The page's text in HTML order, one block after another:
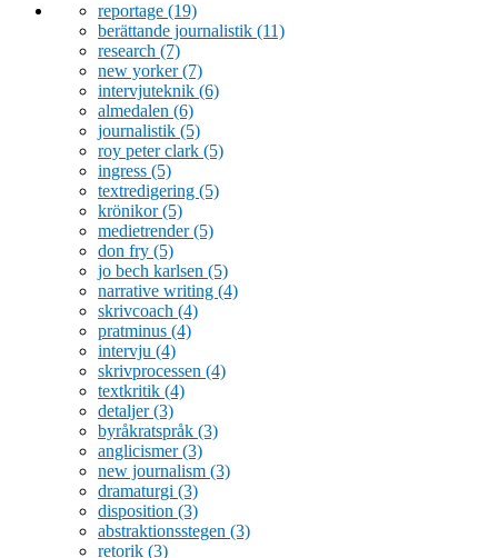
reportage (19)
berättande journalistik (11)
research (7)
new yorker(7)
intervjuteknik (6)
almedalen (6)
journalistik (5)
roy peter clark (5)
ingress (5)
textredigering (5)
krönikor(5)
medietrender(5)
don fry (5)
jo bech karlsen (5)
narrative writing (4)
skrivcoach (4)
pratminus (4)
intervju (4)
skrivprocessen (4)
textkritik (4)
detaljer(3)
byråkratspråk (3)
anglicismer(3)
new journalism (3)
dramaturgi (3)
disposition (3)
abstraktionsstegen (3)
retorik (3)